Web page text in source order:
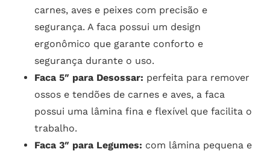
carnes, aves e peixes com precisão e
segurança. A faca possui um design
ergonômico que garante conforto e
segurança durante o uso.
Faca 5″ para Desossar: perfeita para remover
ossos e tendões de carnes e aves, a faca
possui uma lâmina fina e flexível que facilita o
trabalho.
Faca 3″ para Legumes: com lâmina pequena e